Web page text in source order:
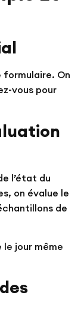
formulaire. On
vous pour
l’état du
on évalue le
de
jour même